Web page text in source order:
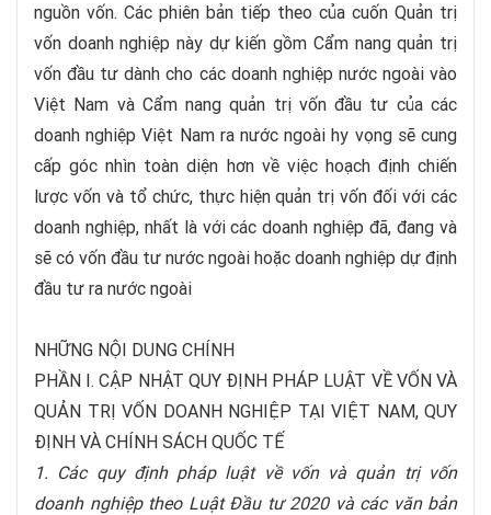
nguồn vốn. Các phiên bản tiếp theo của cuốn Quản trị
vốn doanh nghiệp này dự kiến gồm Cẩm nang quản trị
vốn đầu tư dành cho các doanh nghiệp nước ngoài vào
Việt Nam và Cẩm nang quản trị vốn đầu tư của các
doanh nghiệp Việt Nam ra nước ngoài hy vọng sẽ cung
cấp góc nhìn toàn diện hơn về việc hoạch định chiến
lược vốn và tổ chức, thực hiện quản trị vốn đối với các
doanh nghiệp, nhất là với các doanh nghiệp đã, đang và
sẽ có vốn đầu tư nước ngoài hoặc doanh nghiệp dự định
đầu tư ra nước ngoài
NHỮNG NỘI DUNG CHÍNH
PHẦN I. CẬP NHẬT QUY ĐỊNH PHÁP LUẬT VỀ VỐN VÀ
QUẢN TRỊ VỐN DOANH NGHIỆP TẠI VIỆT NAM, QUY
ĐỊNH VÀ CHÍNH SÁCH QUỐC TẾ
1. Các quy định pháp luật về vốn và quản trị vốn
doanh nghiệp theo Luật Đầu tư 2020 và các văn bản